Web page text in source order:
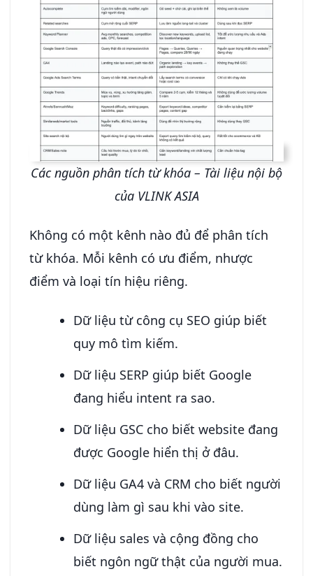
Các nguồn phân tích từ khóa – Tài liệu nội bộ
của VLINK ASIA
Không có một kênh nào đủ để phân tích
từ khóa. Mỗi kênh có ưu điểm, nhược
điểm và loại tín hiệu riêng.
Dữ liệu từ công cụ SEO giúp biết
quy mô tìm kiếm.
Dữ liệu SERP giúp biết Google
đang hiểu intent ra sao.
Dữ liệu GSC cho biết website đang
được Google hiển thị ở đâu.
Dữ liệu GA4 và CRM cho biết người
dùng làm gì sau khi vào site.
Dữ liệu sales và cộng đồng cho
biết ngôn ngữ thật của người mua.